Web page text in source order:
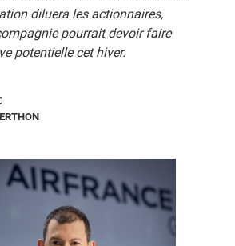
diluera les actionnaires,
pourrait devoir faire
potentielle cet hiver.